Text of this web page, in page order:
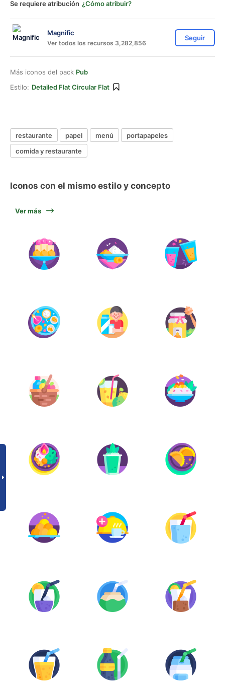
Se requiere atribución ¿Cómo atribuir?
Magnific
Ver todos los recursos 3,282,856
Seguir
Más iconos del pack Pub
Estilo: Detailed Flat Circular Flat
restaurante papel menú
portapapeles
comida y restaurante
Iconos con el mismo estilo y concepto
Ver más